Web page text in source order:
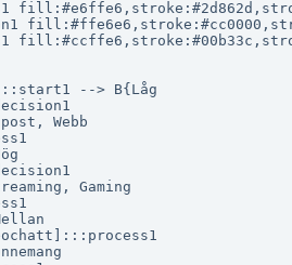
--> B{Låg
Webb
Gaming